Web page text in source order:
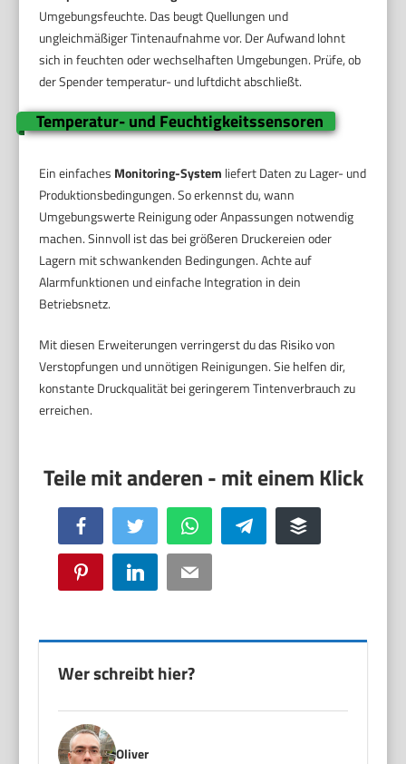
Umgebungsfeuchte. Das beugt Quellungen und
ungleichmäßiger Tintenaufnahme vor. Der Aufwand lohnt
sich in feuchten oder wechselhaften Umgebungen. Prüfe, ob
der Spender temperatur- und luftdicht abschließt.
Temperatur- und Feuchtigkeitssensoren
Ein einfaches Monitoring-System liefert Daten zu Lager- und
Produktionsbedingungen. So erkennst du, wann
Umgebungswerte Reinigung oder Anpassungen notwendig
machen. Sinnvoll ist das bei größeren Druckereien oder
Lagern mit schwankenden Bedingungen. Achte auf
Alarmfunktionen und einfache Integration in dein
Betriebsnetz.
Mit diesen Erweiterungen verringerst du das Risiko von
Verstopfungen und unnötigen Reinigungen. Sie helfen dir,
konstante Druckqualität bei geringerem Tintenverbrauch zu
erreichen.
Facebook Twitter WhatsApp Telegram Buffer
Pinterest LinkedIn Email
Wer schreibt hier?
Oliver